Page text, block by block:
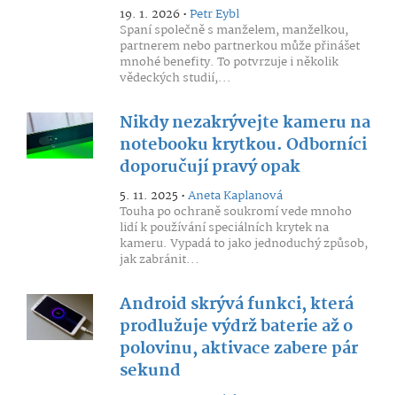
19. 1. 2026 •Petr Eybl
Spaní společně s manželem, manželkou,
partnerem nebo partnerkou může přinášet
mnohé benefity. To potvrzuje i několik
vědeckých studií,...
Nikdy nezakrývejte kameru na
notebooku krytkou. Odborníci
doporučují pravý opak
5. 11. 2025 •Aneta Kaplanová
Touha po ochraně soukromí vede mnoho
lidí k používání speciálních krytek na
kameru. Vypadá to jako jednoduchý způsob,
jak zabránit...
Android skrývá funkci, která
prodlužuje výdrž baterie až o
polovinu, aktivace zabere pár
sekund